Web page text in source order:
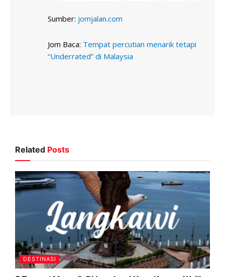
Sumber: jomjalan.com
Jom Baca: Tempat percutian menarik tetapi
“Underrated” di Malaysia
Related Posts
DESTINASI